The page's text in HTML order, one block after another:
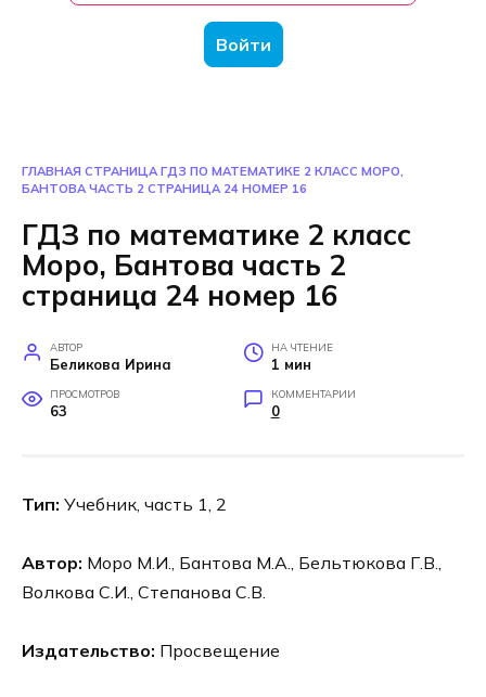
Войти
ГЛАВНАЯ СТРАНИЦА ГДЗ ПО МАТЕМАТИКЕ 2 КЛАСС МОРО,
БАНТОВА ЧАСТЬ 2 СТРАНИЦА 24 НОМЕР 16
ГДЗ по математике 2 класс
Моро, Бантова часть 2
страница 24 номер 16
АВТОР
Беликова Ирина
НА ЧТЕНИЕ
1 мин
ПРОСМОТРОВ
63
КОММЕНТАРИИ
0
Тип: Учебник, часть 1, 2
Автор: Моро М.И., Бантова М.А., Бельтюкова Г.В.,
Волкова С.И., Степанова С.В.
Издательство: Просвещение